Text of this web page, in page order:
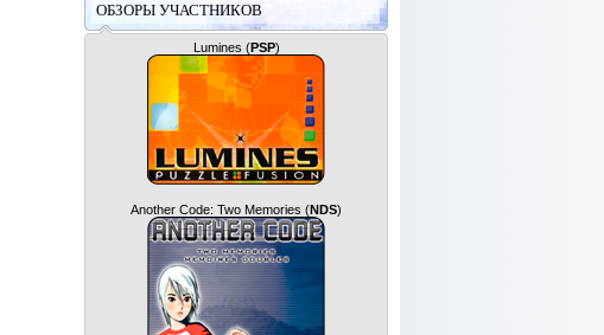
ОБЗОРЫ УЧАСТНИКОВ
Lumines (PSP)
Another Code: Two Memories (NDS)